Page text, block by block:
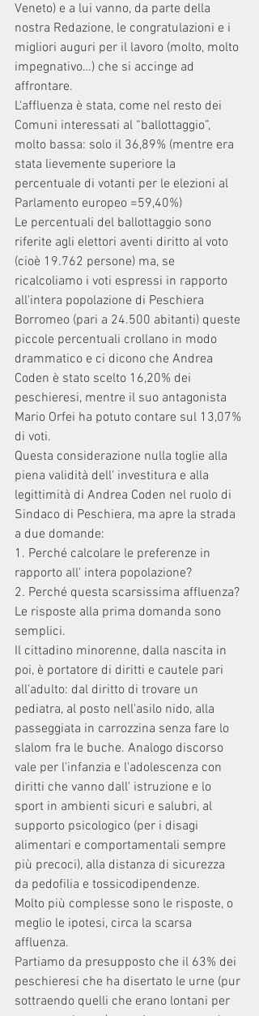
Veneto) e a lui vanno, da parte della
nostra Redazione, le congratulazioni e i
migliori auguri per il lavoro (molto, molto
impegnativo…) che si accinge ad
affrontare.
L'affluenza è stata, come nel resto dei
Comuni interessati al “ballottaggio”,
molto bassa: solo il 36,89% (mentre era
stata lievemente superiore la
percentuale di votanti per le elezioni al
Parlamento europeo =59,40%)
Le percentuali del ballottaggio sono
riferite agli elettori aventi diritto al voto
(cioè 19.762 persone) ma, se
ricalcoliamo i voti espressi in rapporto
all'intera popolazione di Peschiera
Borromeo (pari a 24.500 abitanti) queste
piccole percentuali crollano in modo
drammatico e ci dicono che Andrea
Coden è stato scelto 16,20% dei
peschieresi, mentre il suo antagonista
Mario Orfei ha potuto contare sul 13,07%
di voti.
Questa considerazione nulla toglie alla
piena validità dell' investitura e alla
legittimità di Andrea Coden nel ruolo di
Sindaco di Peschiera, ma apre la strada
a due domande:
1. Perché calcolare le preferenze in
rapporto all' intera popolazione?
2. Perché questa scarsissima affluenza?
Le risposte alla prima domanda sono
semplici.
Il cittadino minorenne, dalla nascita in
poi, è portatore di diritti e cautele pari
all'adulto: dal diritto di trovare un
pediatra, al posto nell'asilo nido, alla
passeggiata in carrozzina senza fare lo
slalom fra le buche. Analogo discorso
vale per l'infanzia e l'adolescenza con
diritti che vanno dall' istruzione e lo
sport in ambienti sicuri e salubri, al
supporto psicologico (per i disagi
alimentari e comportamentali sempre
più precoci), alla distanza di sicurezza
da pedofilia e tossicodipendenze.
Molto più complesse sono le risposte, o
meglio le ipotesi, circa la scarsa
affluenza.
Partiamo da presupposto che il 63% dei
peschieresi che ha disertato le urne (pur
sottraendo quelli che erano lontani per